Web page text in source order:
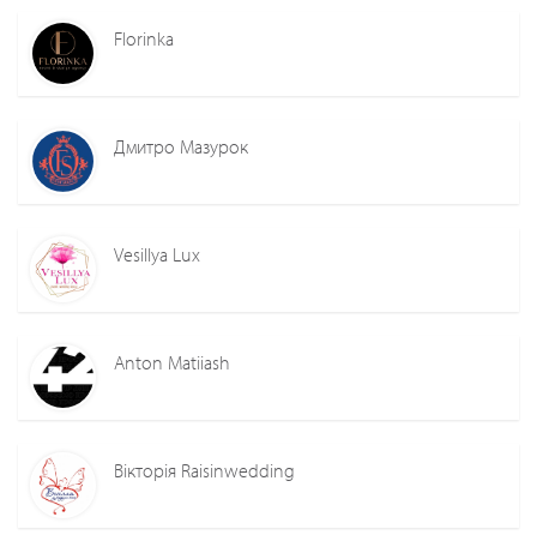
Florinka
Дмитро Мазурок
Vesillya Lux
Anton Matiiash
Вікторія Raisinwedding